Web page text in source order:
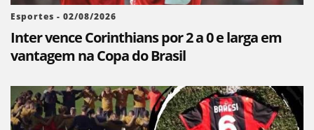
Esportes - 02/08/2026
Inter vence Corinthians por 2 a 0 e larga em
vantagem na Copa do Brasil